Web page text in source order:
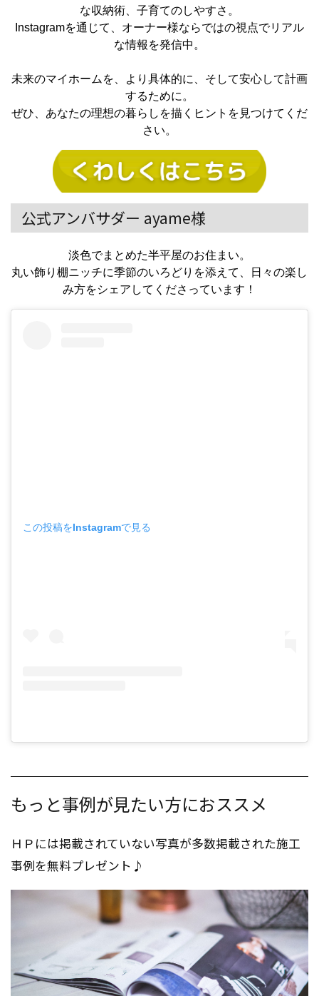
な収納術、子育てのしやすさ。
Instagramを通じて、オーナー様ならではの視点でリアル
な情報を発信中。
未来のマイホームを、より具体的に、そして安心して計画
するために。
ぜひ、あなたの理想の暮らしを描くヒントを見つけてくだ
さい。
公式アンバサダー ayame様
淡色でまとめた半平屋のお住まい。
丸い飾り棚ニッチに季節のいろどりを添えて、日々の楽し
み方をシェアしてくださっています！
この投稿をInstagramで見る
もっと事例が見たい方におススメ
ＨＰには掲載されていない写真が多数掲載された施工
事例を無料プレゼント♪